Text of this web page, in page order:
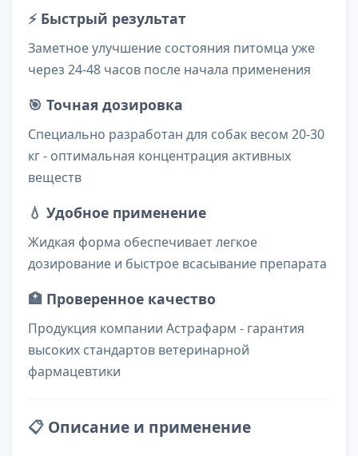
⚡ Быстрый результат
Заметное улучшение состояния питомца уже
через 24-48 часов после начала применения
🎯 Точная дозировка
Специально разработан для собак весом 20-30
кг - оптимальная концентрация активных
веществ
💧 Удобное применение
Жидкая форма обеспечивает легкое
дозирование и быстрое всасывание препарата
🏥 Проверенное качество
Продукция компании Астрафарм - гарантия
высоких стандартов ветеринарной
фармацевтики
📋 Описание и применение